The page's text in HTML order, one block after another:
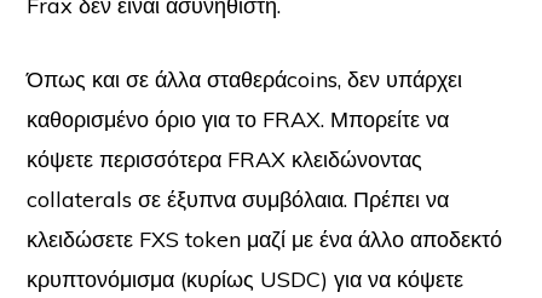
Όπως και σε άλλα σταθεράcoins, δεν υπάρχει
καθορισμένο όριο για το FRAX. Μπορείτε να
κόψετε περισσότερα FRAX κλειδώνοντας
collaterals σε έξυπνα συμβόλαια. Πρέπει να
κλειδώσετε FXS token μαζί με ένα άλλο αποδεκτό
κρυπτονόμισμα (κυρίως USDC) για να κόψετε